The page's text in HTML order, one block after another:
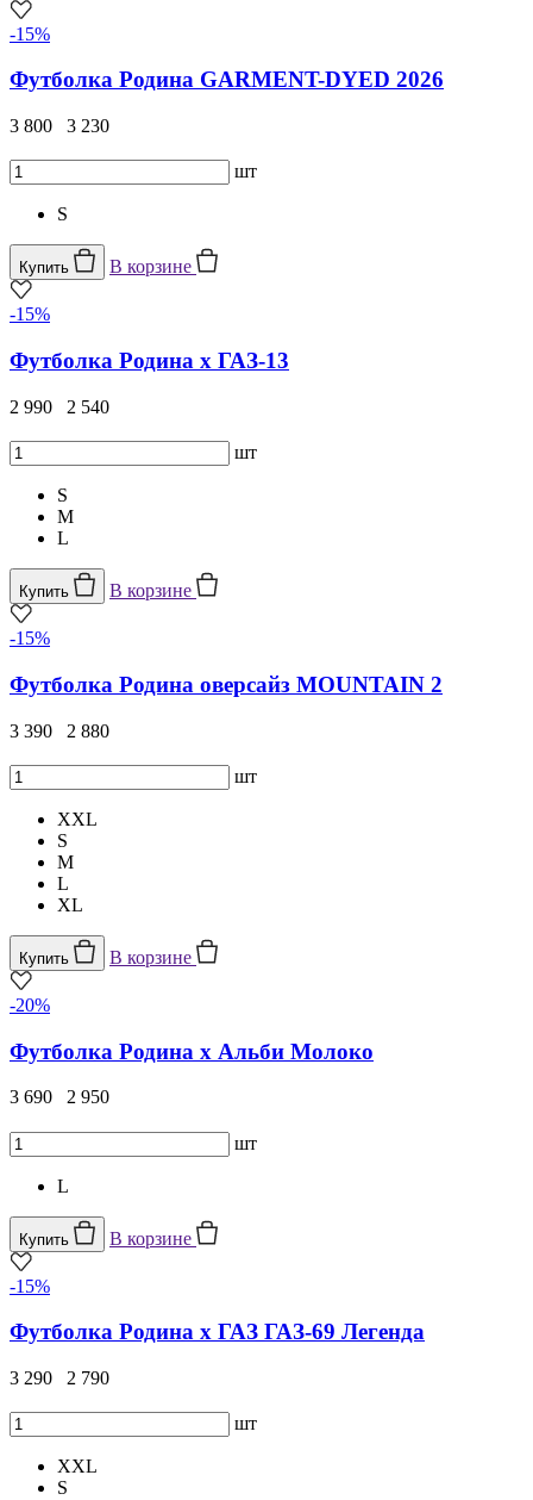
-15%
Футболка Родина GARMENT-DYED 2026
3 800 3 230
шт
S
Купить В корзине
-15%
Футболка Родина x ГАЗ-13
2 990 2 540
шт
S
M
L
Купить В корзине
-15%
Футболка Родина оверсайз MOUNTAIN 2
3 390 2 880
шт
XXL
S
M
L
XL
Купить В корзине
-20%
Футболка Родина х Альби Молоко
3 690 2 950
шт
L
Купить В корзине
-15%
Футболка Родина x ГАЗ ГАЗ-69 Легенда
3 290 2 790
шт
XXL
S